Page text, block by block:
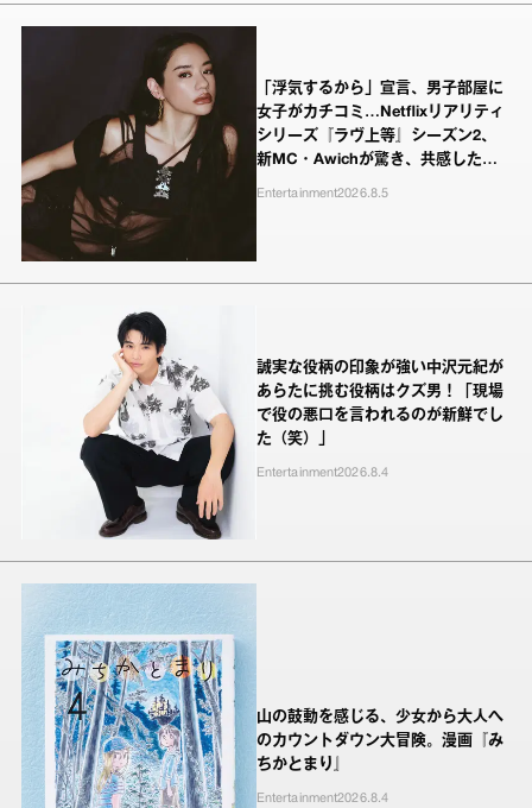
「浮気するから」宣言、男子部屋に
女子がカチコミ…Netflixリアリティ
シリーズ『ラヴ上等』シーズン2、
新MC・Awichが驚き、共感したヤ
Entertainment2026.8.5
誠実な役柄の印象が強い中沢元紀が
あらたに挑む役柄はクズ男！「現場
で役の悪口を言われるのが新鮮でし
た（笑）」
Entertainment2026.8.4
山の鼓動を感じる、少女から大人へ
のカウントダウン大冒険。漫画『み
ちかとまり』
Entertainment2026.8.4